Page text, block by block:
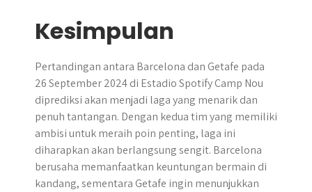
Kesimpulan
Pertandingan antara Barcelona dan Getafe pada
26 September 2024 di Estadio Spotify Camp Nou
diprediksi akan menjadi laga yang menarik dan
penuh tantangan. Dengan kedua tim yang memiliki
ambisi untuk meraih poin penting, laga ini
diharapkan akan berlangsung sengit. Barcelona
berusaha memanfaatkan keuntungan bermain di
kandang, sementara Getafe ingin menunjukkan